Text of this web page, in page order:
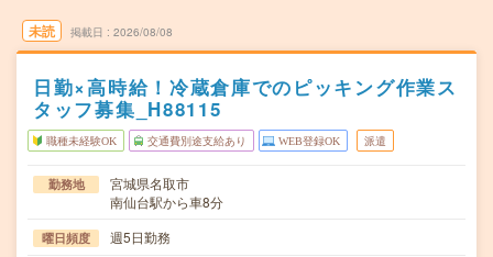
未読 掲載日 2026/08/08
日勤×高時給！冷蔵倉庫でのピッキング作業ス
タッフ募集_H88115
職種未経験OK 交通費別途支給あり WEB登録OK 派遣
勤務地
宮城県名取市
南仙台駅から車8分
曜日頻度 週5日勤務